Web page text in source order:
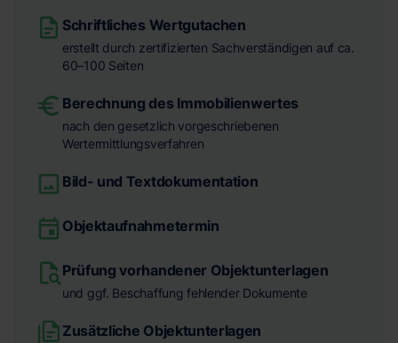
Schriftliches Wertgutachen
erstellt durch zertifizierten Sachverständigen auf ca.
60–100 Seiten
Berechnung des Immobilienwertes
nach den gesetzlich vorgeschriebenen
Wertermittlungsverfahren
Bild- und Textdokumentation
Objektaufnahmetermin
Prüfung vorhandener Objektunterlagen
und ggf. Beschaffung fehlender Dokumente
Zusätzliche Objektunterlagen